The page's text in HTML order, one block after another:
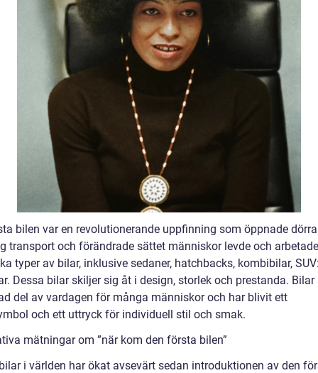
bilen var en revolutionerande uppfinning som öppnade
transport och förändrade sättet människor levde och
typer av bilar, inklusive sedaner, hatchbacks, kombibilar,
Dessa bilar skiljer sig åt i design, storlek och prestanda. Bilar
del av vardagen för många människor och har blivit ett
och ett uttryck för individuell stil och smak.
mätningar om ”när kom den första bilen”
i världen har ökat avsevärt sedan introduktionen av den